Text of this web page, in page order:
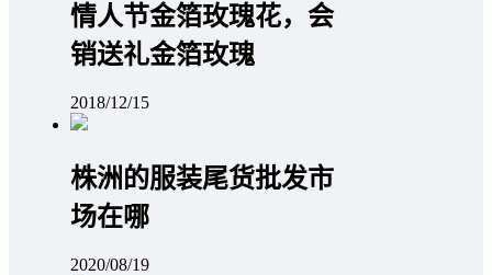
情人节金箔玫瑰花，会
销送礼金箔玫瑰
2018/12/15
株洲的服装尾货批发市
场在哪
2020/08/19